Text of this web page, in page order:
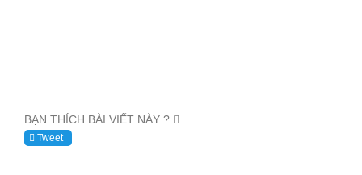
BẠN THÍCH BÀI VIẾT NÀY ?
Tweet